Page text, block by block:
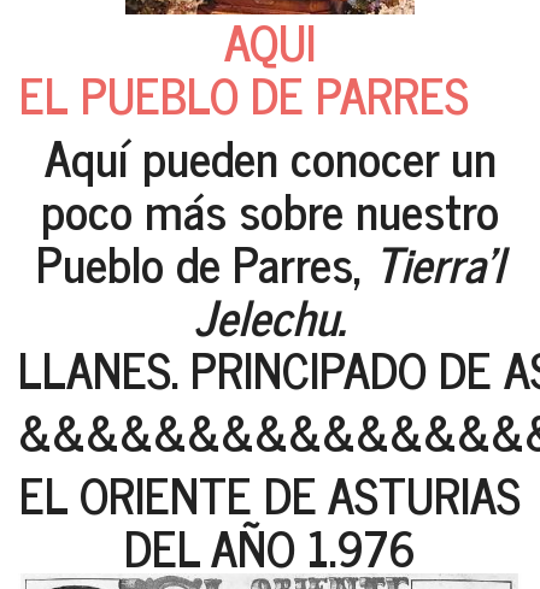
AQUI
EL PUEBLO DE PARRES
Aquí pueden conocer un
poco más sobre nuestro
Pueblo de Parres, Tierra'l
Jelechu.
LLANES. PRINCIPADO DE
EL ORIENTE DE ASTURIAS
DEL AÑO 1.976